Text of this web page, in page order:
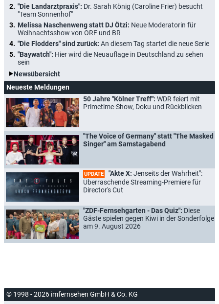
"Die Landarztpraxis": Dr. Sarah König (Caroline Frier) besucht
"Team Sonnenhof"
Melissa Naschenweng statt DJ Ötzi: Neue Moderatorin für
Weihnachtsshow von ORF und BR
"Die Flodders" sind zurück: An diesem Tag startet die neue Serie
"Baywatch": Hier wird die Neuauflage in Deutschland zu sehen
sein
Newsübersicht
Neueste Meldungen
50 Jahre "Kölner Treff": WDR feiert mit
Primetime-Show, Doku und Rückblicken
"The Voice of Germany" statt "The Masked
Singer" am Samstagabend
UPDATE "Akte X: Jenseits der Wahrheit":
Überraschende Streaming-Premiere für
Director's Cut
"ZDF-Fernsehgarten - Das Quiz": Diese
Gäste spielen gegen Kiwi in der Sonderfolge
am 9. August 2026
© 1998 - 2026 imfernsehen GmbH & Co. KG